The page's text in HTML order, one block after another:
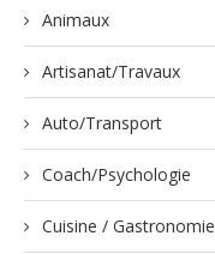
Animaux
Artisanat/Travaux
Auto/Transport
Coach/Psychologie
Cuisine / Gastronomie